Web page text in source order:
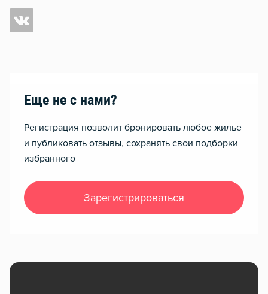
Еще не с нами?
Регистрация позволит бронировать любое жилье
и публиковать отзывы, сохранять свои подборки
избранного
Зарегистрироваться